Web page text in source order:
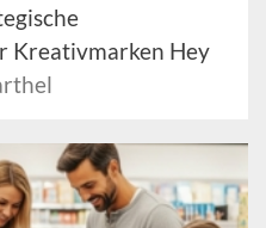
Kreativmarken Hey